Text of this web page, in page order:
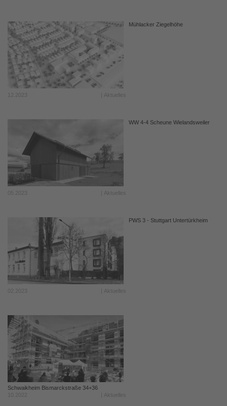
Mühlacker Ziegelhöhe
12.2023 | Aktuelles
WW 4-4 Scheune Wielandsweiler
05.2023 | Aktuelles
PWS 3 - Stuttgart Untertürkheim
02.2023 | Aktuelles
Schwaikheim Bismarckstraße 34+36
| Aktuelles